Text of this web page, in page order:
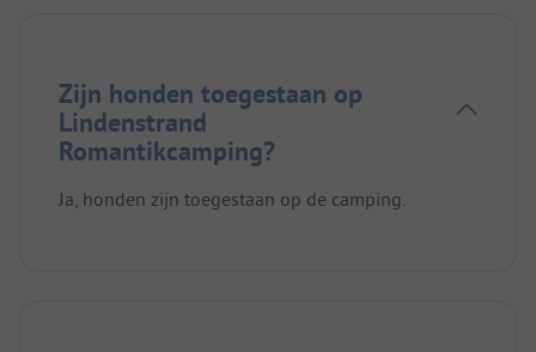
Zijn honden toegestaan op
Lindenstrand
Romantikcamping?
Ja, honden zijn toegestaan op de camping.